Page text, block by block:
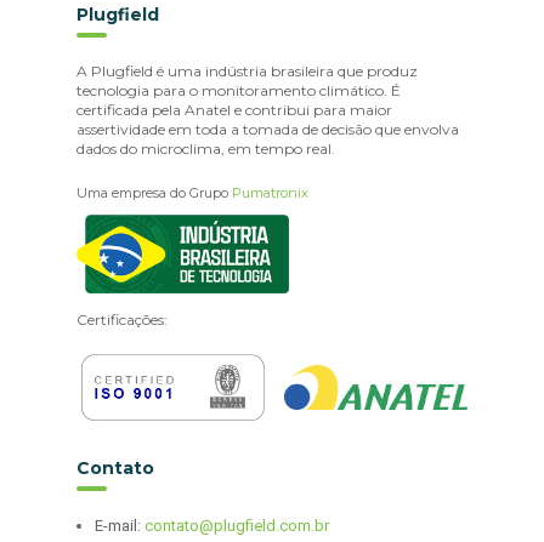
Plugfield
A Plugfield é uma indústria brasileira que produz
tecnologia para o monitoramento climático. É
certificada pela Anatel e contribui para maior
assertividade em toda a tomada de decisão que envolva
dados do microclima, em tempo real.
Uma empresa do Grupo Pumatronix
Certificações:
Contato
E-mail:contato@plugfield.com.br